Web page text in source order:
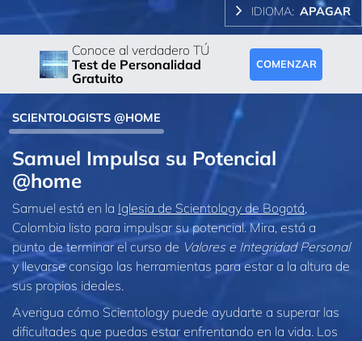
IDIOMA: APAGAR
Conoce al verdadero TÚ
Test de Personalidad
Gratuito
COMENZAR
SCIENTOLOGISTS @HOME
Samuel Impulsa su Potencial
@home
Samuel está en la Iglesia de Scientology de Bogotá
Colombia listo para impulsar su potencial. Mira, está a
punto de terminar el curso de Valores e Integridad Personal
y llevarse consigo las herramientas para estar a la altura de
sus propios ideales.
Averigua cómo Scientology puede ayudarte a superar las
dificultades que puedas estar enfrentando en la vida. Los